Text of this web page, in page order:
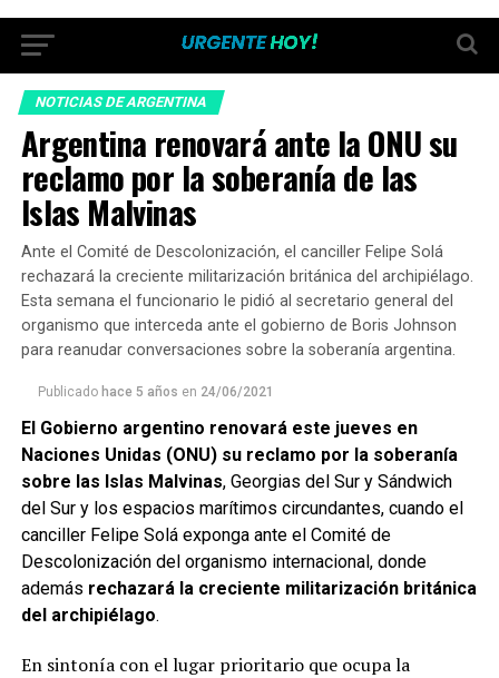
NOTICIAS DE ARGENTINA
Argentina renovará ante la ONU su
reclamo por la soberanía de las
Islas Malvinas
Ante el Comité de Descolonización, el canciller Felipe Solá
rechazará la creciente militarización británica del archipiélago.
Esta semana el funcionario le pidió al secretario general del
organismo que interceda ante el gobierno de Boris Johnson
para reanudar conversaciones sobre la soberanía argentina.
Publicado hace 5 años en 24/06/2021
El Gobierno argentino renovará este jueves en
Naciones Unidas (ONU) su reclamo por la soberanía
sobre las Islas Malvinas, Georgias del Sur y Sándwich
del Sur y los espacios marítimos circundantes, cuando el
canciller Felipe Solá exponga ante el Comité de
Descolonización del organismo internacional, donde
además rechazará la creciente militarización británica
del archipiélago.
En sintonía con el lugar prioritario que ocupa la